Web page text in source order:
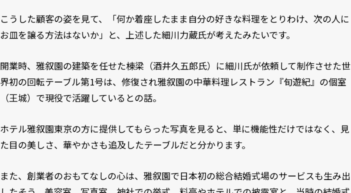
こうした顧客の姿を見て、「何か着座したまま自分の好きな料理をとりわけ、次の人に
お皿を譲る方法はないか」と、上述した細川力蔵氏が考えたみたいです。
開業時、雅叙園の建築を任せた棟梁（酒井久五郎氏）に細川氏が依頼して制作させた世
界初の回転テーブル第1号は、修復され雅叙園の中華料理レストラン『旬遊紀』の個室
（王城）で現役で活躍しているとの話。
ホテル雅叙園東京の方に提供してもらった写真を見ると、単に機能性だけではなく、見
た目の美しさ、華やかさも追及したテーブルだと分かります。
また、創業者のおもてなしの心は、雅叙園で日本初の総合結婚式場のサービスも生み出